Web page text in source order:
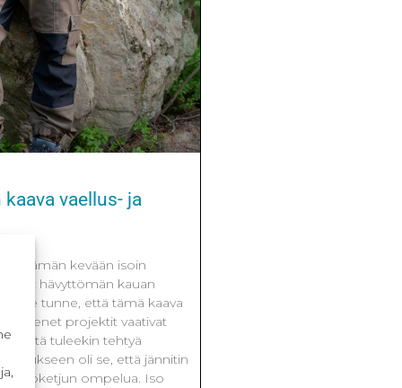
vaellus- ja
oli tämän kevään isoin
hävyttömän kauan
se tunne, että tämä kaava
Pienet projektit vaativat
niitä tuleekin tehtyä
oli se, että jännitin
vetoketjun ompelua. Iso